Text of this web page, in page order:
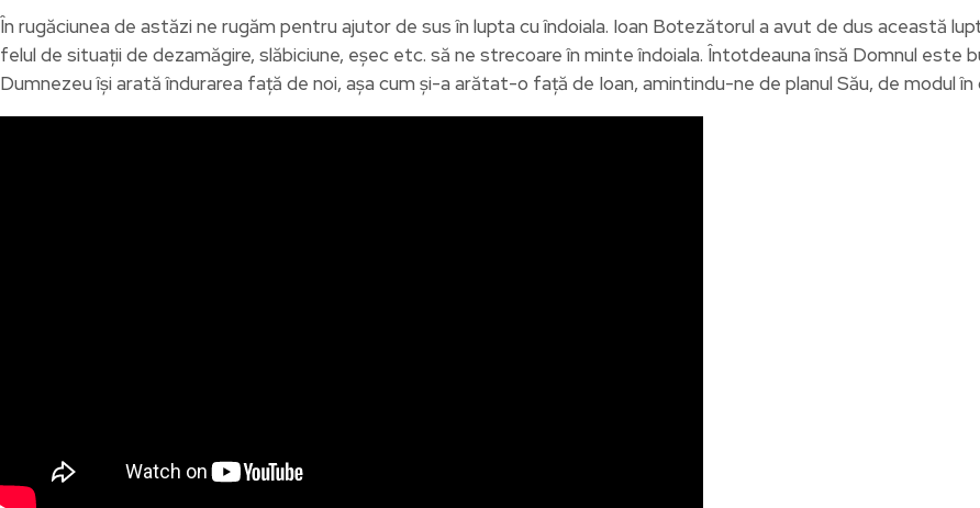
În rugăciunea de astăzi ne rugăm pentru ajutor de sus în lupta cu îndoiala. Ioan Botezătorul a avut de dus această
felul de situații de dezamăgire, slăbiciune, eșec etc. să ne strecoare în minte îndoiala. Întotdeauna însă Domnul este
Dumnezeu își arată îndurarea față de noi, așa cum și-a arătat-o față de Ioan, amintindu-ne de planul Său, de modul în